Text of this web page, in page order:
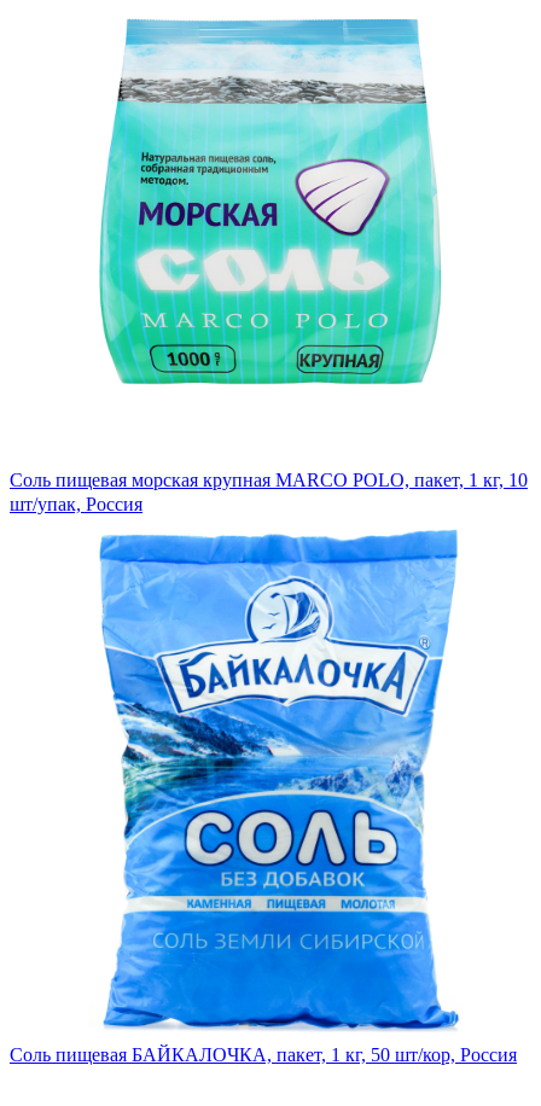
Соль пищевая морская крупная MARCO POLO, пакет, 1 кг, 10
шт/упак, Россия
Соль пищевая БАЙКАЛОЧКА, пакет, 1 кг, 50 шт/кор, Россия